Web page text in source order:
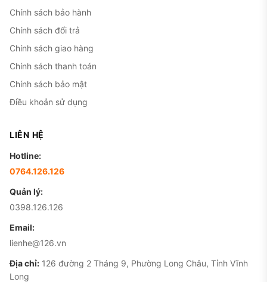
Chính sách bảo hành
Chính sách đổi trả
Chính sách giao hàng
Chính sách thanh toán
Chính sách bảo mật
Điều khoản sử dụng
LIÊN HỆ
Hotline:
0764.126.126
Quản lý:
0398.126.126
Email:
lienhe@126.vn
Địa chỉ: 126 đường 2 Tháng 9, Phường Long Châu, Tỉnh Vĩnh
Long